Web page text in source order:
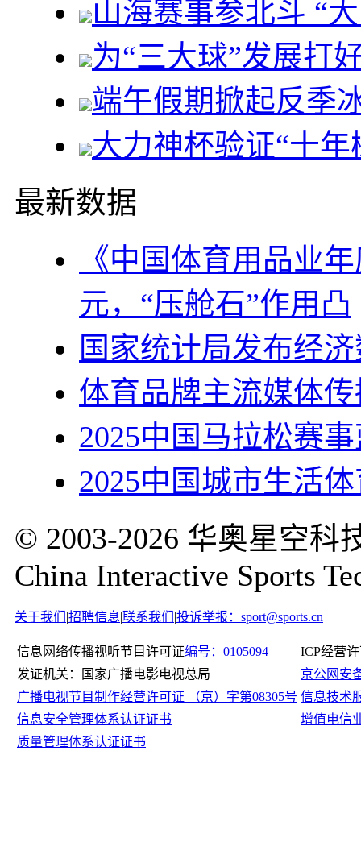
山海赛事参北斗 “
为“三大球”发展打
端午假期掀起反季
大力神杯验证“十
最新数据
《中国体育用品业
元，“压舱石”作用凸
国家统计局发布经
体育品牌主流媒体
2025中国马拉松赛
2025中国城市生活
© 2003-2026 华奥星空科
China Interactive Sports
关于我们 |招聘信息|联系我们 |投诉举报：sport@sports.cn
信息网络传播视听节目许可证编号：0105094
ICP经营
发证机关：国家广播电影电视总局
京公网安
广播电视节目制作经营许可证 （京）字第08305号 信息技术
信息安全管理体系认证证书
增值电信
质量管理体系认证证书